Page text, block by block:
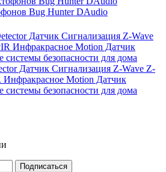
Bug Hunter DAudio
Датчик Сигнализация Z-Wave Z-
Инфракрасное Motion Датчик
системы безопасности для дома
Подписаться